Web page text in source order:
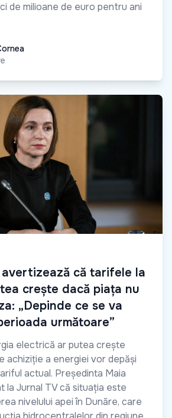
de milioane de euro pentru ani
avertizează că tarifele la
crește dacă piața nu
„Depinde ce se va
următoare”
electrică ar putea crește
achiziție a energiei vor depăși
actual. Președinta Maia
la Jurnal TV că situația este
nivelului apei în Dunăre, care